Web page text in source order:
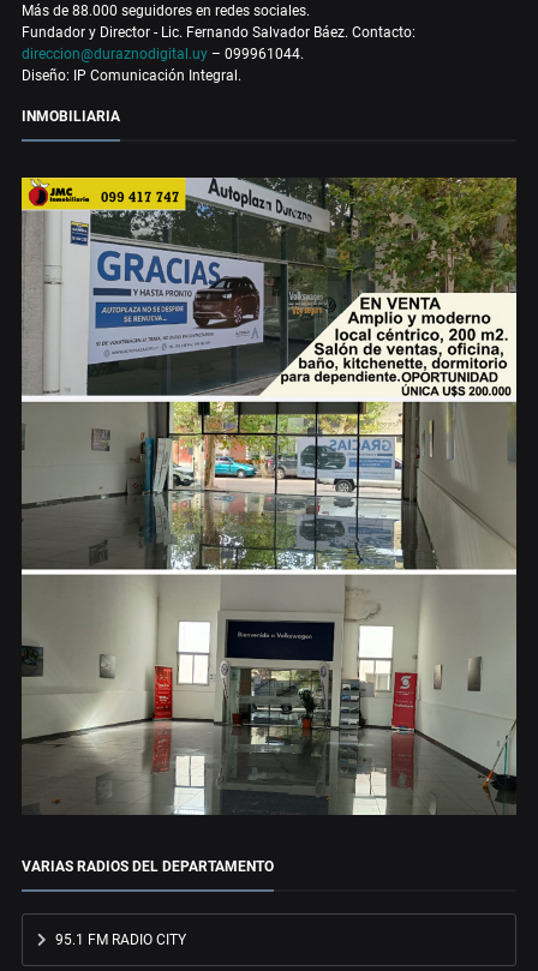
Más de 88.000 seguidores en redes sociales.
Fundador y Director - Lic. Fernando Salvador Báez. Contacto:
direccion@duraznodigital.uy – 099961044.
Diseño: IP Comunicación Integral.
INMOBILIARIA
VARIAS RADIOS DEL DEPARTAMENTO
95.1 FM RADIO CITY